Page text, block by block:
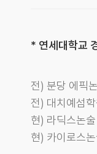
* 연세대학교
전) 분당 에픽
전) 대치예섬
현) 라딕스논
현) 카이로스